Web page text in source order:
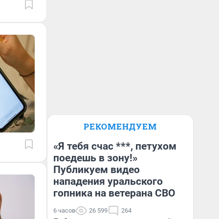
РЕКОМЕНДУЕМ
«Я тебя счас ***, петухом
поедешь в зону!»
Публикуем видео
нападения уральского
гопника на ветерана СВО
6 часов 26 599 264